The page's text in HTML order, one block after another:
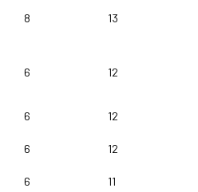
8 13
6 12
6 12
6 12
6 11